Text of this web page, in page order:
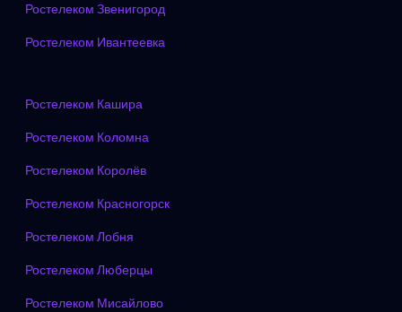
Ростелеком Звенигород
Ростелеком Ивантеевка
Ростелеком Кашира
Ростелеком Коломна
Ростелеком Королёв
Ростелеком Красногорск
Ростелеком Лобня
Ростелеком Люберцы
Ростелеком Мисайлово